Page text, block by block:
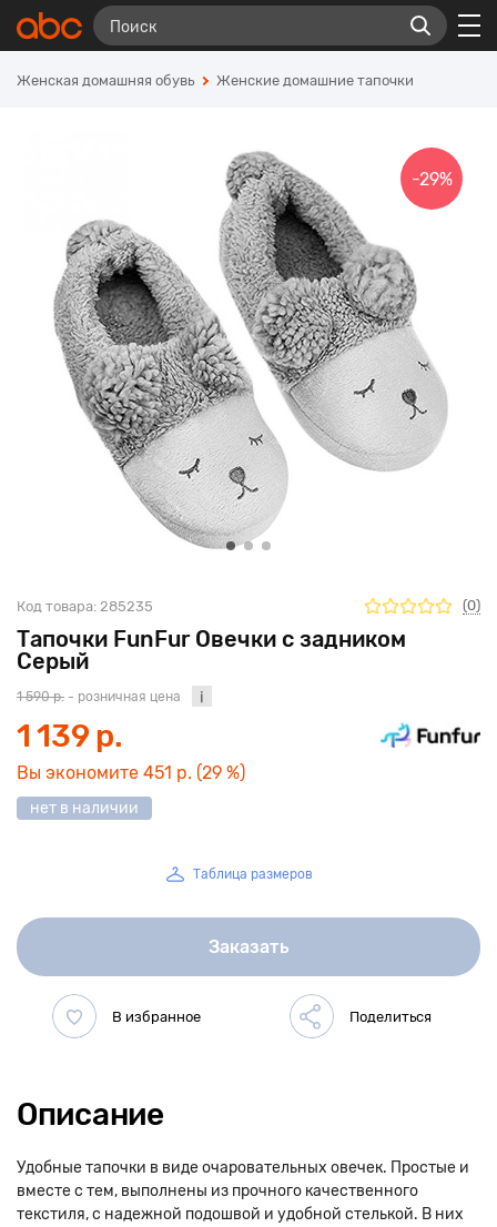
Женская домашняя обувь Женские домашние тапочки
Тапочки FunFur Овечки с задником
Серый
Код товара: 285235 (0)
-29%
1 590 р. - розничная цена
1 139 р.
Вы экономите 451 р. (29 %)
нет в наличии
Таблица размеров
Заказать
Описание
Удобные тапочки в виде очаровательных овечек. Простые и
вместе с тем, выполнены из прочного качественного
текстиля, с надежной подошвой и удобной стелькой. В них